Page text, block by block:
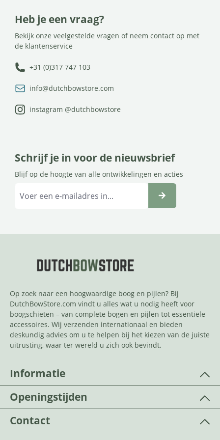
Heb je een vraag?
Bekijk onze veelgestelde vragen of neem contact op met
de klantenservice
+31 (0)317 747 103
info@dutchbowstore.com
instagram @dutchbowstore
Schrijf je in voor de nieuwsbrief
Blijf op de hoogte van alle ontwikkelingen en acties
Contact
Op zoek naar een hoogwaardige boog en pijlen? Bij
DutchBowStore.com vindt u alles wat u nodig heeft voor
boogschieten – van complete bogen en pijlen tot essentiële
accessoires. Wij verzenden internationaal en bieden
deskundig advies om u te helpen bij het kiezen van de juiste
uitrusting, waar ter wereld u zich ook bevindt.
Informatie
Openingstijden